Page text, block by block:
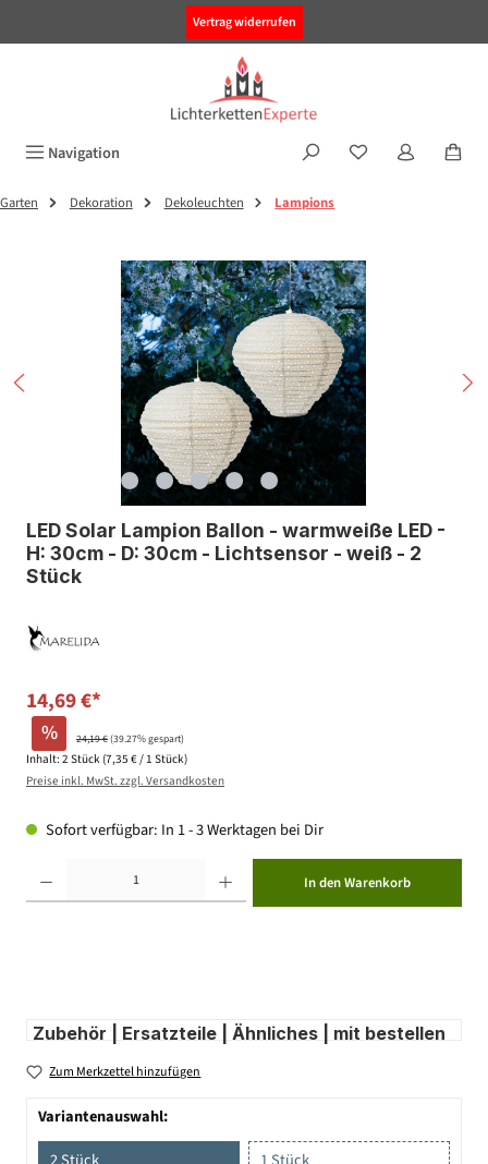
Vertrag widerrufen
Navigation
Garten Dekoration Dekoleuchten Lampions
Bildergalerie überspringen
LED Solar Lampion Ballon - warmweiße LED -
H: 30cm - D: 30cm - Lichtsensor - weiß - 2
Stück
14,69 €*
% 24,19 €(39.27% gespart)
Inhalt: 2 Stück (7,35 € / 1 Stück)
Preise inkl. MwSt. zzgl. Versandkosten
Sofort verfügbar: In 1 - 3 Werktagen bei Dir
In den Warenkorb
Zubehör | Ersatzteile | Ähnliches | mit bestellen
Zum Merkzettel hinzufügen
Variantenauswahl: